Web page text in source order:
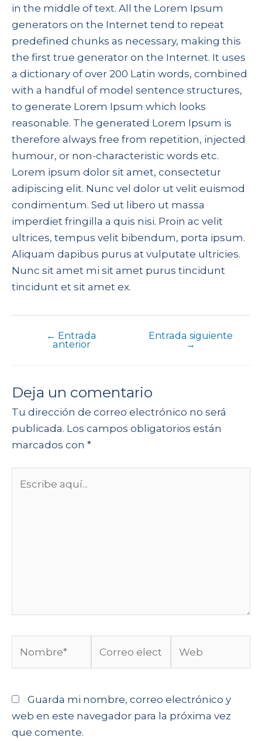
in the middle of text. All the Lorem Ipsum
generators on the Internet tend to repeat
predefined chunks as necessary, making this
the first true generator on the Internet. It uses
a dictionary of over 200 Latin words, combined
with a handful of model sentence structures,
to generate Lorem Ipsum which looks
reasonable. The generated Lorem Ipsum is
therefore always free from repetition, injected
humour, or non-characteristic words etc.
Lorem ipsum dolor sit amet, consectetur
adipiscing elit. Nunc vel dolor ut velit euismod
condimentum. Sed ut libero ut massa
imperdiet fringilla a quis nisi. Proin ac velit
ultrices, tempus velit bibendum, porta ipsum.
Aliquam dapibus purus at vulputate ultricies.
Nunc sit amet mi sit amet purus tincidunt
tincidunt et sit amet ex.
← Entrada
anterior
Entrada siguiente
→
Deja un comentario
Tu dirección de correo electrónico no será
publicada. Los campos obligatorios están
marcados con *
Guarda mi nombre, correo electrónico y
web en este navegador para la próxima vez
que comente.